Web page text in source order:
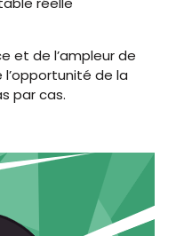
et de l’ampleur de
de la
par cas.